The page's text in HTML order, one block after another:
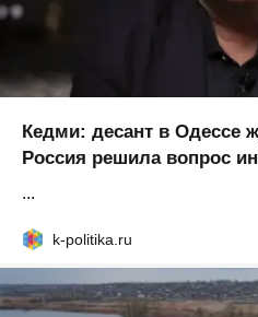
Кедми: десант в Одессе
Россия решила вопрос
...
k-politika.ru